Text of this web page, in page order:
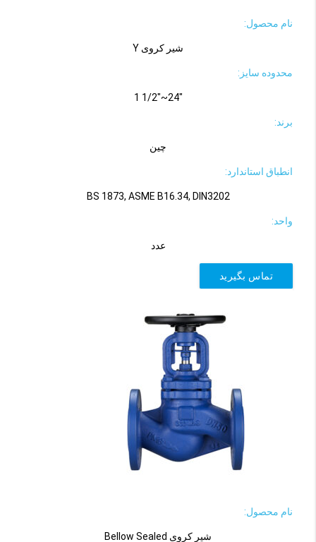
نام محصول:
شیر کروی Y
محدوده سایز:
"24~"1/2 1
برند:
چین
انطباق استاندارد:
BS 1873, ASME B16.34, DIN3202
واحد:
عدد
تماس بگیرید
نام محصول:
شیر کروی Bellow Sealed